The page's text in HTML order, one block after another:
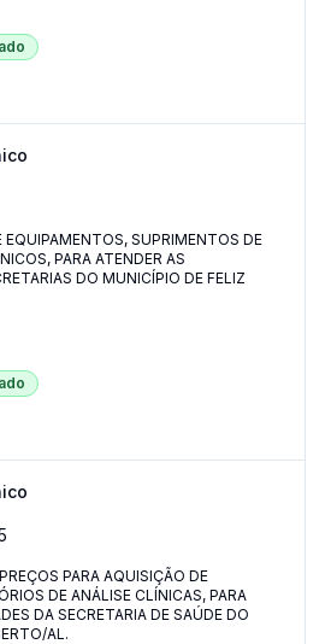
EQUIPAMENTOS, SUPRIMENTOS DE
PARA ATENDER AS
DO MUNICÍPIO DE FELIZ
PARA AQUISIÇÃO DE
DE ANÁLISE CLÍNICAS, PARA
DA SECRETARIA DE SAÚDE DO
AL.